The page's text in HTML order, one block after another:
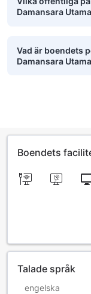
Damansara
Vad är boendets
Damansara
Boendets
Talade språk
engelska